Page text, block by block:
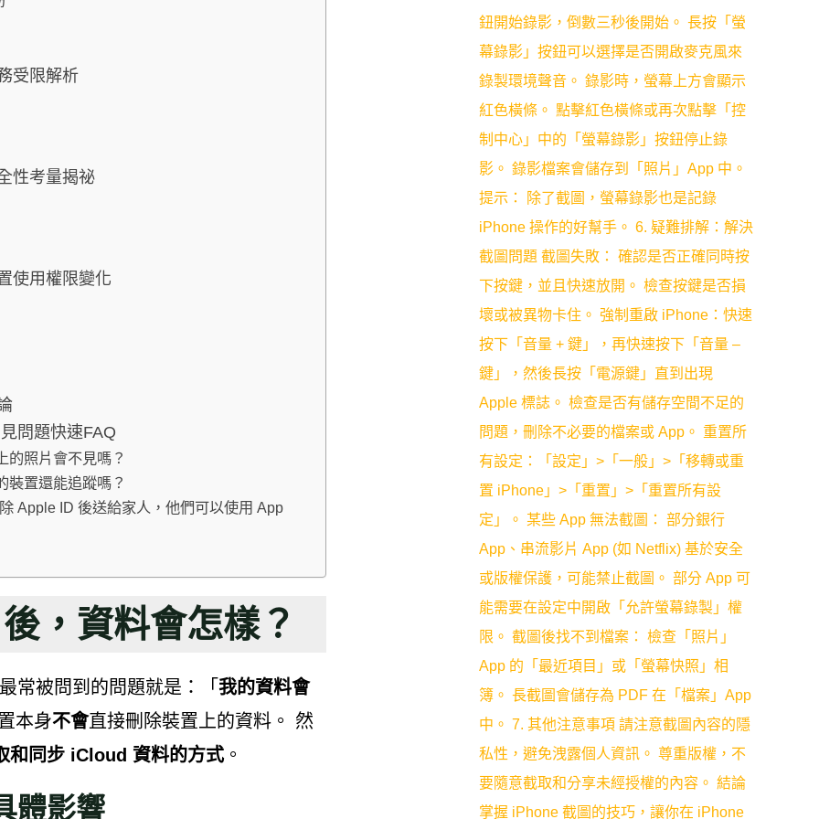
受限解析
性考量揭祕
使用權限變化
問題快速FAQ
的照片會不見嗎？
裝置還能追蹤嗎？
Apple ID 後送給家人，他們可以使用 App
，資料會怎樣？
常被問到的問題就是：「 我的資料會
本身不會直接刪除裝置上的資料。 然
和同步 iCloud 資料的方式。
體影響
鈕開始錄影，倒數三秒後開始。 長按「螢
幕錄影」按鈕可以選擇是否開啟麥克風來
錄製環境聲音。 錄影時，螢幕上方會顯示
紅色橫條。 點擊紅色橫條或再次點擊「控
制中心」中的「螢幕錄影」按鈕停止錄
影。 錄影檔案會儲存到「照片」App 中。
提示： 除了截圖，螢幕錄影也是記錄
iPhone 操作的好幫手。 6. 疑難排解：解決
截圖問題 截圖失敗： 確認是否正確同時按
下按鍵，並且快速放開。 檢查按鍵是否損
壞或被異物卡住。 強制重啟 iPhone：快速
按下「音量 + 鍵」，再快速按下「音量 –
鍵」，然後長按「電源鍵」直到出現
Apple 標誌。 檢查是否有儲存空間不足的
問題，刪除不必要的檔案或 App。 重置所
有設定：「設定」>「一般」>「移轉或重
置 iPhone」>「重置」>「重置所有設
定」。 某些 App 無法截圖： 部分銀行
App、串流影片 App (如 Netflix) 基於安全
或版權保護，可能禁止截圖。 部分 App 可
能需要在設定中開啟「允許螢幕錄製」權
限。 截圖後找不到檔案： 檢查「照片」
App 的「最近項目」或「螢幕快照」相
簿。 長截圖會儲存為 PDF 在「檔案」App
中。 7. 其他注意事項 請注意截圖內容的隱
私性，避免洩露個人資訊。 尊重版權，不
要隨意截取和分享未經授權的內容。 結論
掌握 iPhone 截圖的技巧，讓你在 iPhone